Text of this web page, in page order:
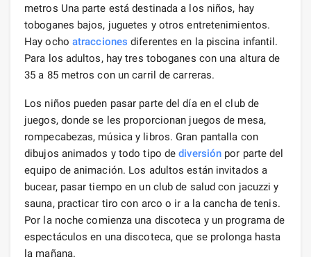
metros Una parte está destinada a los niños, hay
toboganes bajos, juguetes y otros entretenimientos.
Hay ocho atracciones diferentes en la piscina infantil.
Para los adultos, hay tres toboganes con una altura de
35 a 85 metros con un carril de carreras.
Los niños pueden pasar parte del día en el club de
juegos, donde se les proporcionan juegos de mesa,
rompecabezas, música y libros. Gran pantalla con
dibujos animados y todo tipo dediversión por parte del
equipo de animación. Los adultos están invitados a
bucear, pasar tiempo en un club de salud con jacuzzi y
sauna, practicar tiro con arco o ir a la cancha de tenis.
Por la noche comienza una discoteca y un programa de
espectáculos en una discoteca, que se prolonga hasta
la mañana.